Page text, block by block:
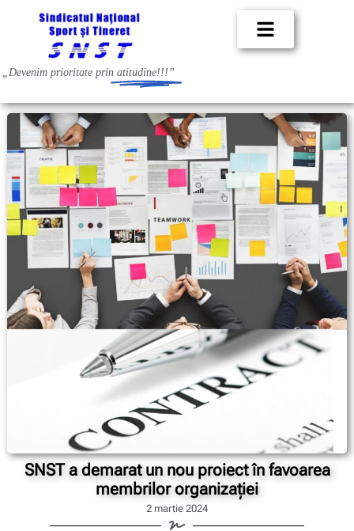
„Devenim prioritate prin atitudine!!!”
SNST a demarat un nou proiect în favoarea
membrilor organizației
2 martie 2024